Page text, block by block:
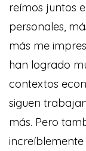
reímos juntos
personales,
más me
han logrado
contextos
siguen
más. Pero
increíblemente